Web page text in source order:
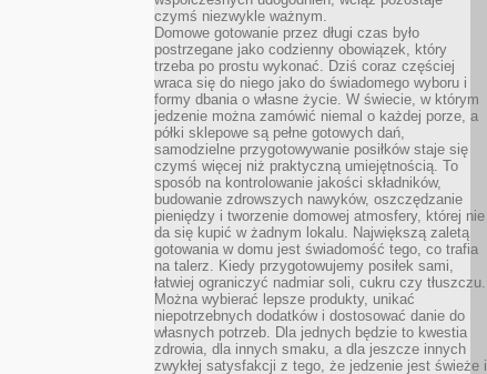
czymś niezwykle ważnym.
Domowe gotowanie przez długi czas było
postrzegane jako codzienny obowiązek, który
trzeba po prostu wykonać. Dziś coraz częściej
wraca się do niego jako do świadomego wyboru i
formy dbania o własne życie. W świecie, w którym
jedzenie można zamówić niemal o każdej porze, a
półki sklepowe są pełne gotowych dań,
samodzielne przygotowywanie posiłków staje się
czymś więcej niż praktyczną umiejętnością. To
sposób na kontrolowanie jakości składników,
budowanie zdrowszych nawyków, oszczędzanie
pieniędzy i tworzenie domowej atmosfery, której nie
da się kupić w żadnym lokalu. Największą zaletą
gotowania w domu jest świadomość tego, co trafia
na talerz. Kiedy przygotowujemy posiłek sami,
łatwiej ograniczyć nadmiar soli, cukru czy tłuszczu.
Można wybierać lepsze produkty, unikać
niepotrzebnych dodatków i dostosować danie do
własnych potrzeb. Dla jednych będzie to kwestia
zdrowia, dla innych smaku, a dla jeszcze innych
zwykłej satysfakcji z tego, że jedzenie jest świeże i